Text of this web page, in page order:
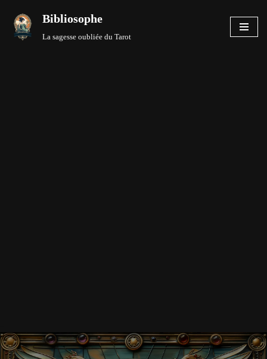
Aller
Bibliosophe
La sagesse oubliée du Tarot